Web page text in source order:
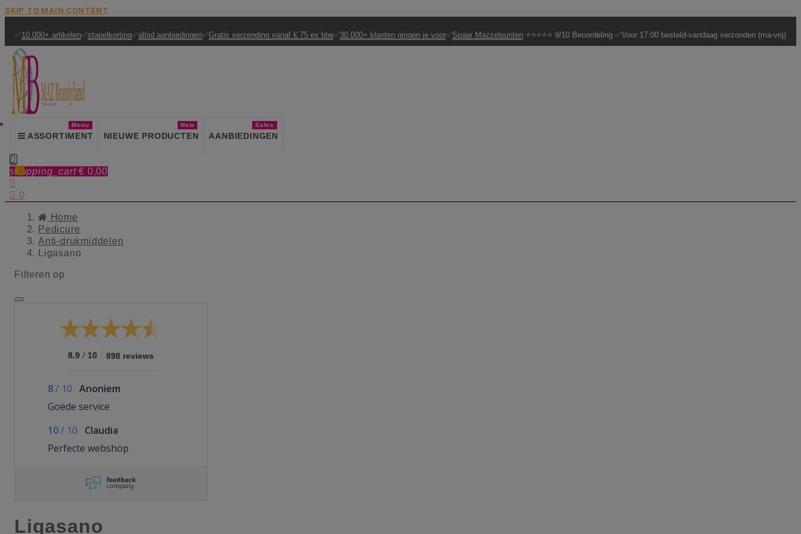
SKIP TO MAIN CONTENT
✅10.000+ artikelen✅stapelkorting✅altijd aanbiedingen✅Gratis verzending vanaf € 75 ex btw✅30.000+ klanten gingen je voor✅Spaar Mazzelpunten ⭐⭐⭐⭐⭐ 9/10 Beoordeling ✅Voor 17:00 besteld-vandaag verzonden (ma-vrij)
ASSORTIMENT
Menu
NIEUWE PRODUCTEN
New
AANBIEDINGEN
Sales

shopping_cart € 0,00
0

 0
Home
Pedicure
Anti-drukmiddelen
Ligasano
Filteren op
8.9 / 10 898 reviews
8/ 10 Anoniem
Goede service
10/ 10
Claudia
Perfecte webshop
Ligasano